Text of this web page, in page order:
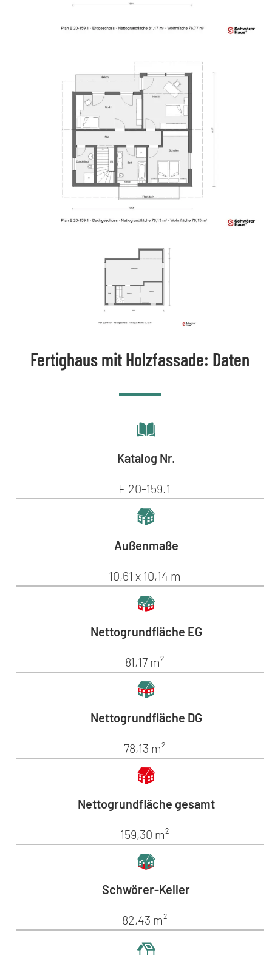
Fertighaus mit Holzfassade: Daten
Katalog Nr.
E 20-159.1
Außenmaße
10,61 x 10,14 m
Nettogrundfläche EG
81,17 m²
Nettogrundfläche DG
78,13 m²
Nettogrundfläche gesamt
159,30 m²
Schwörer-Keller
82,43 m²